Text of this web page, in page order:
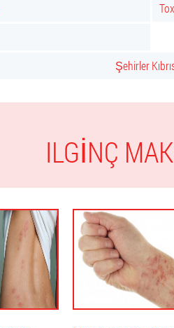
Şehirler
ILGINÇ